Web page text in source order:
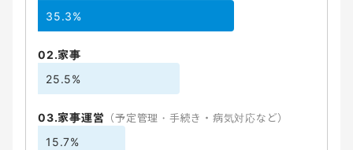
35.3%
02.家事
25.5%
03.家事運営 （予定管理・手続き・病気対応など）
15.7%